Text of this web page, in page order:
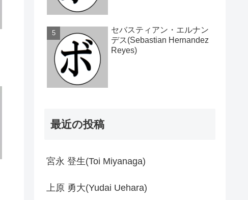
セバスティアン・エルナン
デス(Sebastian Hernandez
Reyes)
最近の投稿
宮永 登生(Toi Miyanaga)
上原 勇大(Yudai Uehara)